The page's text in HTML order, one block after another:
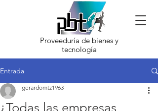
Proveeduría de bienes y
tecnología
Entrada
¿Todas las empresas
gerardomtz1963